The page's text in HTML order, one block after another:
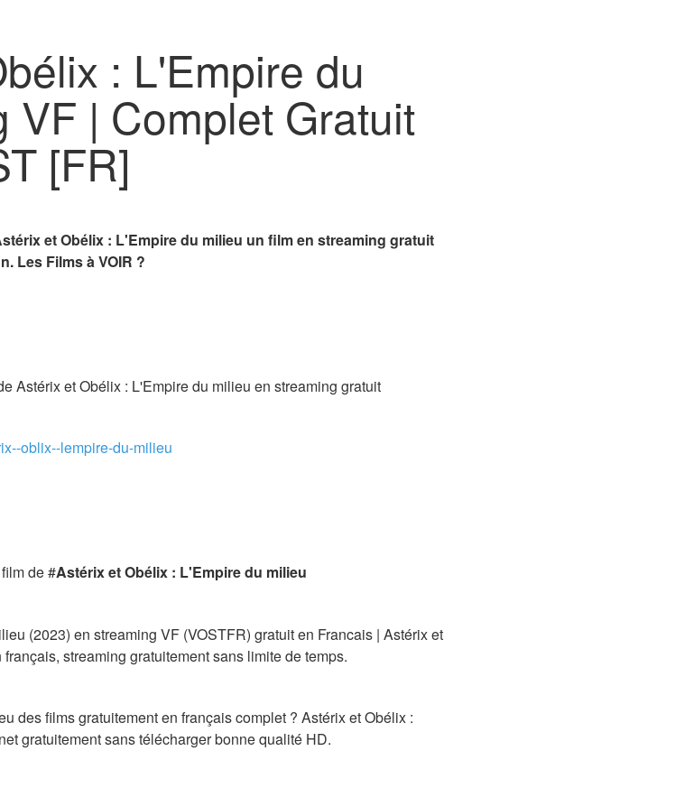
: L'Empire du
VF | Complet Gratuit
[FR]
et Obélix : L'Empire du milieu un film en streaming gratuit
Les Films à VOIR ?
Astérix et Obélix : L'Empire du milieu en streaming gratuit
oblix--lempire-du-milieu
de #Astérix et Obélix : L'Empire du milieu
(2023) en streaming VF (VOSTFR) gratuit en Francais | Astérix et
streaming gratuitement sans limite de temps.
des films gratuitement en français complet ? Astérix et Obélix :
gratuitement sans télécharger bonne qualité HD.